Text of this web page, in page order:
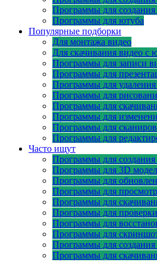
Программы для создания
Программы для ютуба
Популярные подборки
Для монтажа видео
Для скачивания видео с
Программы для записи
Программы для
Программы для
Программы для
Программы для
Программы для
Программы для
Программы для
Часто ищут
Программы для
Программы для 3D
Программы для
Программы для
Программы для
Программы для
Программы для
Программы для
Программы для
Программы для